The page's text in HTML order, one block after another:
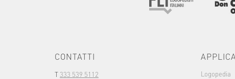
CONTATTI
T 333 539 5112
Logopedia